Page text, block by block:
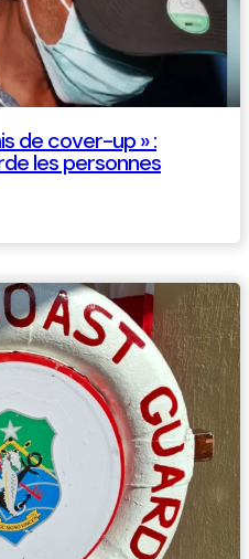
de cover-up » :
les personnes